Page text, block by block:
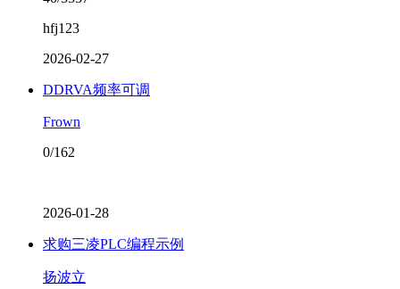
hfj123
2026-02-27
DDRVA频率可调
Frown
0/162
2026-01-28
求购三凌PLC编程示例
扬波立